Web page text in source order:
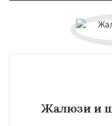
Жалюзи и